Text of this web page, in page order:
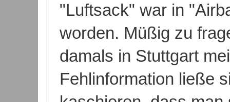
"Luftsack" war in
worden. Müßig zu
damals in Stuttgart
Fehlinformation ließe